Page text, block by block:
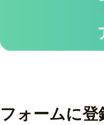
フォームに